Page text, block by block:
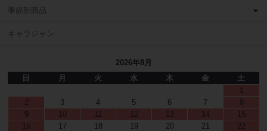
季節別商品
キャラジャン
2026年8月
日
月 火 水 木 金
土
1
2
3 4 5 6 7
8
9
10 11 12 13 14
15
16
17 18 19 20 21
22